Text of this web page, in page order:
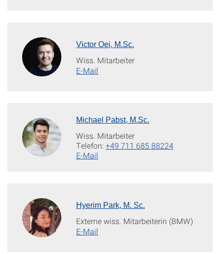
Victor Oei, M.Sc.
Wiss. Mitarbeiter
E-Mail
Michael Pabst, M.Sc.
Wiss. Mitarbeiter
Telefon:+49 711 685 88224
E-Mail
Hyerim Park, M. Sc.
Externe wiss. Mitarbeiterin (BMW)
E-Mail